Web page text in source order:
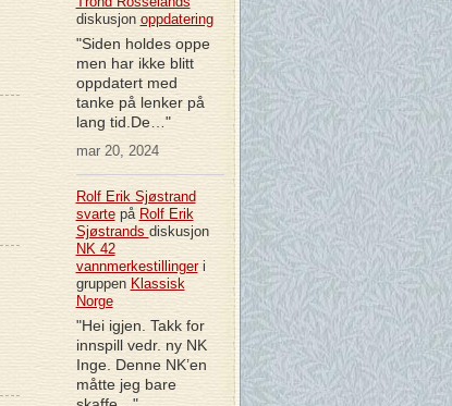
diskusjon oppdatering
"Siden holdes oppe
men har ikke blitt
oppdatert med
tanke på lenker på
lang tid.De…"
mar 20, 2024
Rolf Erik Sjøstrand
svartepå Rolf Erik
Sjøstrands diskusjon
NK 42
vannmerkestillingeri
gruppen Klassisk
Norge
"Hei igjen. Takk for
innspill vedr. ny NK
Inge. Denne NK’en
måtte jeg bare